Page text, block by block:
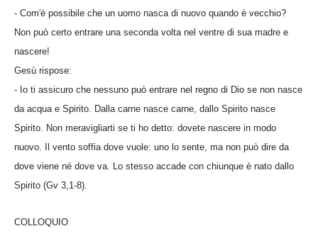
- Com'è possibile che un uomo nasca di nuovo quando è vecchio?
Non può certo entrare una seconda volta nel ventre di sua madre e
nascere!
Gesù rispose:
- Io ti assicuro che nessuno può entrare nel regno di Dio se non nasce
da acqua e Spirito. Dalla carne nasce carne, dallo Spirito nasce
Spirito. Non meravigliarti se ti ho detto: dovete nascere in modo
nuovo. Il vento soffia dove vuole: uno lo sente, ma non può dire da
dove viene né dove va. Lo stesso accade con chiunque è nato dallo
Spirito (Gv 3,1-8).
COLLOQUIO